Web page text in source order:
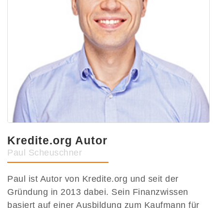
Kredite.org Autor
Paul Scheuschner
Paul ist Autor von Kredite.org und seit der
Gründung in 2013 dabei. Sein Finanzwissen
basiert auf einer Ausbildung zum Kaufmann für